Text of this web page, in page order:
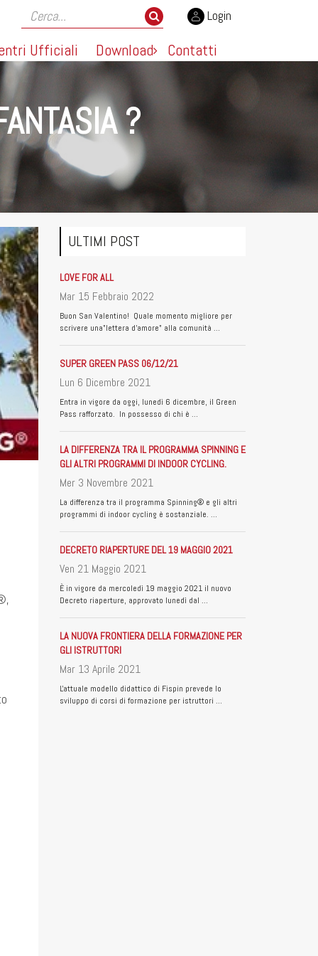
Login
Ufficiali Download Contatti
?
ULTIMI POST
LOVE FOR ALL
Mar 15 Febbraio 2022
Buon San Valentino! Quale momento migliore per
scrivere una"lettera d'amore" alla comunità …
SUPER GREEN PASS 06/12/21
Lun 6 Dicembre 2021
Entra in vigore da oggi, lunedì 6 dicembre, il Green
Pass rafforzato. In possesso di chi è …
LA DIFFERENZA TRA IL PROGRAMMA SPINNING E
GLI ALTRI PROGRAMMI DI INDOOR CYCLING.
Mer 3 Novembre 2021
La differenza tra il programma Spinning® e gli altri
programmi di indoor cycling è sostanziale. …
DECRETO RIAPERTURE DEL 19 MAGGIO 2021
Ven 21 Maggio 2021
È in vigore da mercoledì 19 maggio 2021 il nuovo
Decreto riaperture, approvato lunedì dal …
LA NUOVA FRONTIERA DELLA FORMAZIONE PER
GLI ISTRUTTORI
Mar 13 Aprile 2021
L'attuale modello didattico di Fispin prevede lo
sviluppo di corsi di formazione per istruttori …